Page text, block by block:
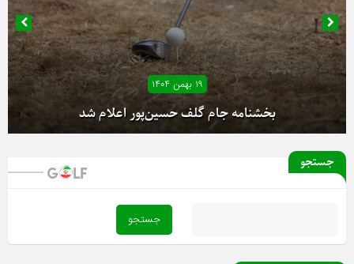
۱۹ بهمن ۱۴۰۴
آغاز دور رفت لیگ دسته یک بانوان از فردا
جستجو